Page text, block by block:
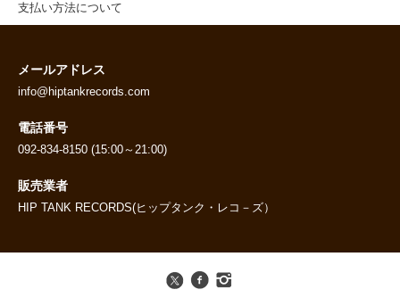
支払い方法について
メールアドレス
info@hiptankrecords.com
電話番号
092-834-8150 (15:00～21:00)
販売業者
HIP TANK RECORDS(ヒップタンク・レコ－ズ）